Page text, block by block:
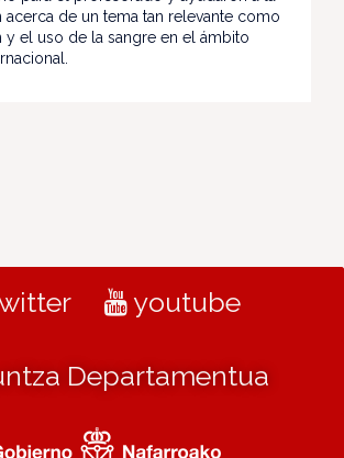
acerca de un tema tan relevante como
y el uso de la sangre en el ámbito
youtube
Departamentua